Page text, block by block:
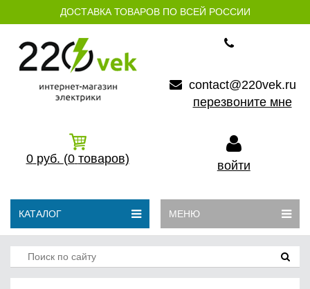
ДОСТАВКА ТОВАРОВ ПО ВСЕЙ РОССИИ
contact@220vek.ru
перезвоните мне
0 руб. (0 товаров) войти
КАТАЛОГ МЕНЮ